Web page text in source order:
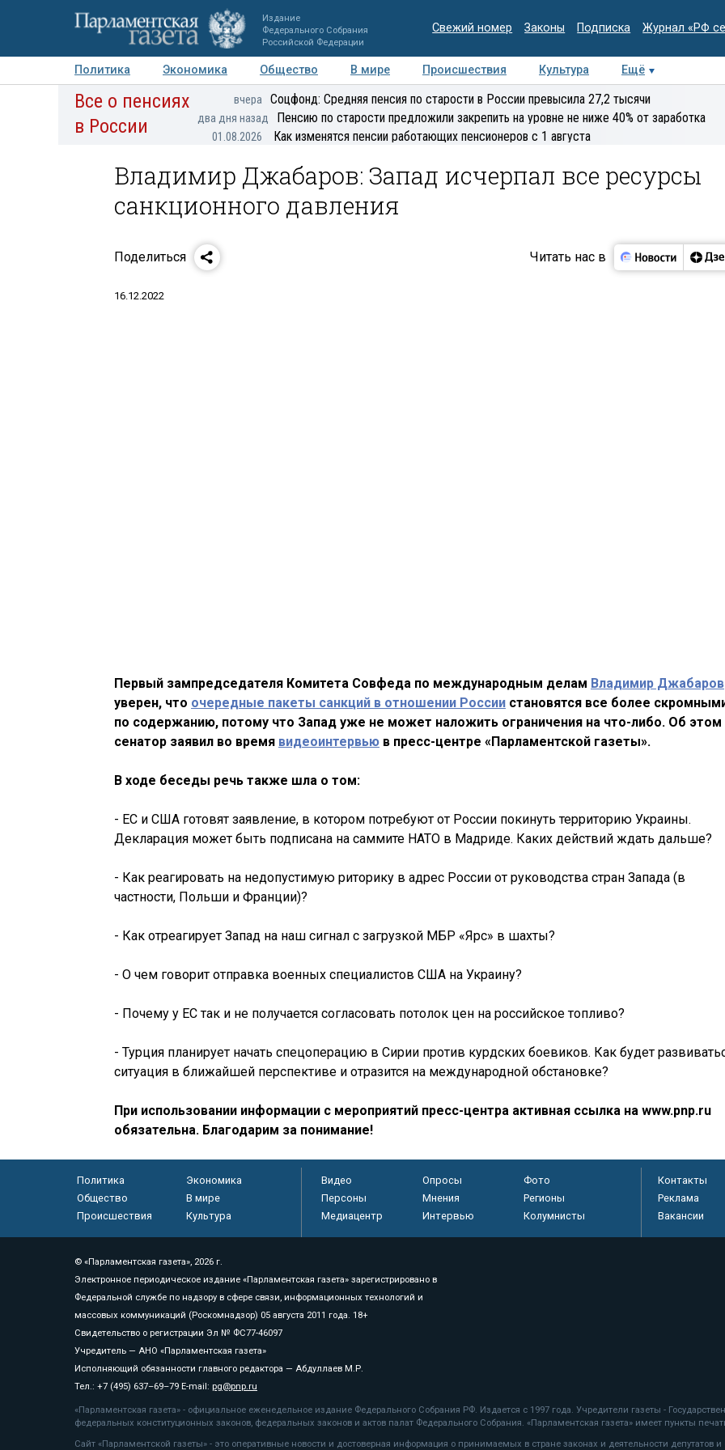
Издание
Федерального Собрания
Российской Федерации
Свежий номер Законы Подписка Журнал «РФ
Политика Экономика Общество В мире Происшествия Культура
Ещё
Авторы Персоны Мнения Регионы Медиацентр Интервью Колумнисты
Все о пенсиях
в России
вчера Соцфонд: Средняя пенсия по старости в России превысила 27,2 тысячи
два дня назад Пенсию по старости предложили закрепить на уровне не ниже 40% от заработка
01.08.2026 Как изменятся пенсии работающих пенсионеров с 1 августа
Владимир Джабаров: Запад исчерпал все ресурсы
санкционного давления
Поделиться Читать нас в
16.12.2022
Первый зампредседателя Комитета Совфеда по международным делам Владимир Джабаров
уверен, что очередные пакеты санкций в отношении России становятся все более
по содержанию, потому что Запад уже не может наложить ограничения на что-либо. Об этом
сенатор заявил во время видеоинтервью в пресс-центре «Парламентской газеты».
В ходе беседы речь также шла о том:
- ЕС и США готовят заявление, в котором потребуют от России покинуть территорию Украины.
Декларация может быть подписана на саммите НАТО в Мадриде. Каких действий ждать дальше?
- Как реагировать на недопустимую риторику в адрес России от руководства стран Запада (в
частности, Польши и Франции)?
- Как отреагирует Запад на наш сигнал с загрузкой МБР «Ярс» в шахты?
- О чем говорит отправка военных специалистов США на Украину?
- Почему у ЕС так и не получается согласовать потолок цен на российское топливо?
- Турция планирует начать спецоперацию в Сирии против курдских боевиков. Как будет
ситуация в ближайшей перспективе и отразится на международной обстановке?
При использовании информации с мероприятий пресс-центра активная ссылка на www.pnp.ru
обязательна. Благодарим за понимание!
Политика
Экономика
Общество
В мире
Происшествия
Культура
Видео Опросы
Фото
Персоны
Мнения
Регионы
Медиацентр
Интервью Колумнисты
Контакты
Реклама
Вакансии
© «Парламентская газета», 2026 г.
Электронное периодическое издание «Парламентская газета» зарегистрировано в
Федеральной службе по надзору в сфере связи, информационных технологий и
массовых коммуникаций (Роскомнадзор) 05 августа 2011 года. 18+
Свидетельство о регистрации Эл № ФС77-46097
Учредитель — АНО «Парламентская газета»
Исполняющий обязанности главного редактора — Абдуллаев М.Р.
Тел.: +7 (495) 637–69–79 E-mail: pg@pnp.ru
«Парламентская газета» - официальное еженедельное издание Федерального Собрания РФ. Издается с 1997 года. Учредители газеты -
федеральных конституционных законов, федеральных законов и актов палат Федерального Собрания. «Парламентская газета» имеет пункты
Сайт «Парламентской газеты» - это оперативные новости и достоверная информация о принимаемых в стране законах и деятельности депутатов